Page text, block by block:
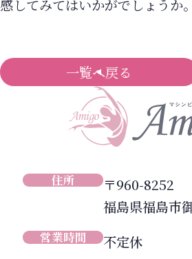
感してみてはいかがでしょうか。
一覧へ戻る
住所
〒960-8252
福島県福島市
営業時間 不定休